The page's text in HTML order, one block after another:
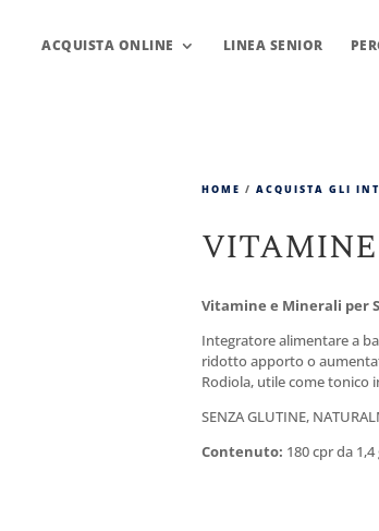
ACQUISTA ONLINE LINEA SENIOR
HOME / ACQUISTA GLI
Vitamine e Minerali per
Integratore alimentare a
ridotto apporto o
Rodiola, utile come tonico
SENZA GLUTINE,
Contenuto: 180 cpr da 1,4